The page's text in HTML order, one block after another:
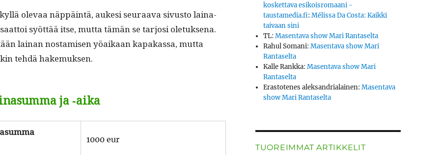
ole­vaa näp­päin­tä, auke­si seu­raa­va sivus­to laina-
syöt­tää itse, mut­ta tämän se tar­josi ole­tuk­se­na.
lainan nos­tamisen yöaikaan kapakas­sa, mut­ta
tehdä hakemuksen.
ja ‑aika
1000 eur
koskettava esikoisromaani -
taustamedia.fi:Mélissa Da Costa: Kaikki
taivaan sini
TL:Masentava show Mari Rantaselta
Rahul Somani:Masentava show Mari
Rantaselta
Kalle Rankka:Masentava show Mari
Rantaselta
Erastotenes aleksandrialainen:Masentava
show Mari Rantaselta
TUOREIMMAT ARTIKKELIT